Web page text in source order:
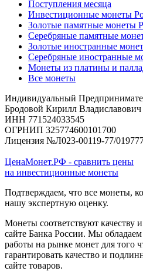
Поступления месяца
Инвестиционные монеты
Золотые памятные монеты
Серебряные памятные
Золотые иностранные
Серебряные иностранные
Монеты из платины и
Все монеты
Индивидуальный
Бродовой Кирилл Владиславович
ИНН 771524033545
ОГРНИП 325774600101700
Лицензия №Л023-00119-77/
ЦенаМонет.РФ - сравнить цены
на инвестиционные монеты
Подтверждаем, что все монеты,
нашу экспертную оценку.
Монеты соответствуют качеству
сайте Банка России. Мы
работы на рынке монет для того
гарантировать качество и
сайте товаров.